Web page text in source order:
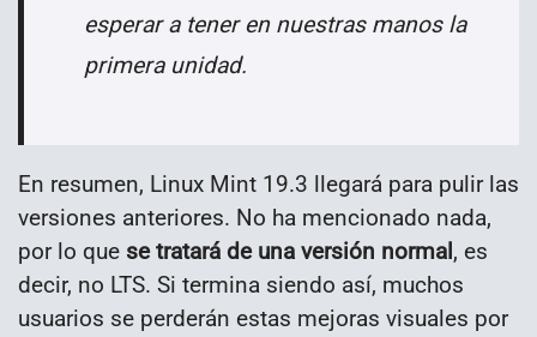
esperar a tener en nuestras manos la
primera unidad.
En resumen, Linux Mint 19.3 llegará para pulir las
versiones anteriores. No ha mencionado nada,
por lo que se tratará de una versión normal, es
decir, no LTS. Si termina siendo así, muchos
usuarios se perderán estas mejoras visuales por